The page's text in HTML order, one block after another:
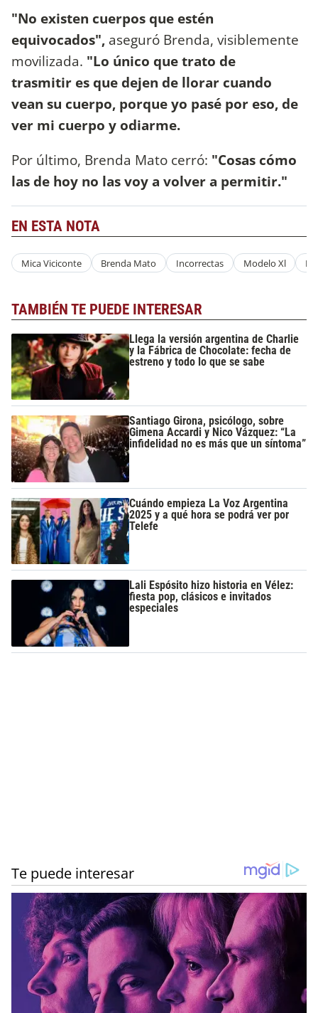
"No existen cuerpos que estén
equivocados", aseguró Brenda, visiblemente
movilizada. "Lo único que trato de
trasmitir es que dejen de llorar cuando
vean su cuerpo, porque yo pasé por eso, de
ver mi cuerpo y odiarme.
Por último, Brenda Mato cerró: "Cosas cómo
las de hoy no las voy a volver a permitir."
EN ESTA NOTA
Mica Viciconte Brenda Mato Incorrectas Modelo Xl
TAMBIÉN TE PUEDE INTERESAR
Llega la versión argentina de Charlie
y la Fábrica de Chocolate: fecha de
estreno y todo lo que se sabe
Santiago Girona, psicólogo, sobre
Gimena Accardi y Nico Vázquez: “La
infidelidad no es más que un síntoma”
Cuándo empieza La Voz Argentina
2025 y a qué hora se podrá ver por
Telefe
Lali Espósito hizo historia en Vélez:
fiesta pop, clásicos e invitados
especiales